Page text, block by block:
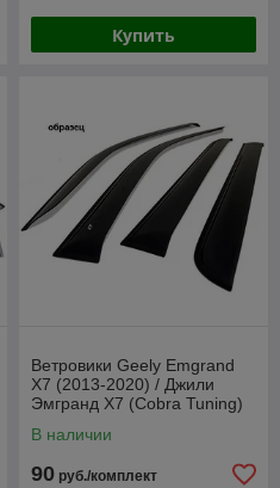
Купить
Ветровики Geely Emgrand
X7 (2013-2020) / Джили
Эмгранд Х7 (Cobra Tuning)
В наличии
90 руб./комплект